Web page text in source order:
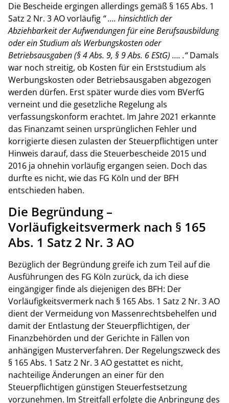
Die Bescheide ergingen allerdings gemäß § 165 Abs. 1
Satz 2 Nr. 3 AO vorläufig “ …. hinsichtlich der
Abziehbarkeit der Aufwendungen für eine Berufsausbildung
oder ein Studium als Werbungskosten oder
Betriebsausgaben (§ 4 Abs. 9, § 9 Abs. 6 EStG) …. .“Damals
war noch streitig, ob Kosten für ein Erststudium als
Werbungskosten oder Betriebsausgaben abgezogen
werden dürfen. Erst später wurde dies vom BVerfG
verneint und die gesetzliche Regelung als
verfassungskonform erachtet. Im Jahre 2021 erkannte
das Finanzamt seinen ursprünglichen Fehler und
korrigierte diesen zulasten der Steuerpflichtigen unter
Hinweis darauf, dass die Steuerbescheide 2015 und
2016 ja ohnehin vorläufig ergangen seien. Doch das
durfte es nicht, wie das FG Köln und der BFH
entschieden haben.
Die Begründung –
Vorläufigkeitsvermerk nach § 165
Abs. 1 Satz 2 Nr. 3 AO
Bezüglich der Begründung greife ich zum Teil auf die
Ausführungen des FG Köln zurück, da ich diese
eingängiger finde als diejenigen des BFH: Der
Vorläufigkeitsvermerk nach § 165 Abs. 1 Satz 2 Nr. 3 AO
dient der Vermeidung von Massenrechtsbehelfen und
damit der Entlastung der Steuerpflichtigen, der
Finanzbehörden und der Gerichte in Fällen von
anhängigen Musterverfahren. Der Regelungszweck des
§ 165 Abs. 1 Satz 2 Nr. 3 AO gestattet es nicht,
nachteilige Änderungen an einer für den
Steuerpflichtigen günstigen Steuerfestsetzung
vorzunehmen. Im Streitfall erfolgte die Anbringung des